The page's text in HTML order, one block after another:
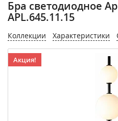
Бра светодиодное
APL.645.11.15
Коллекции Характеристики
Акция!